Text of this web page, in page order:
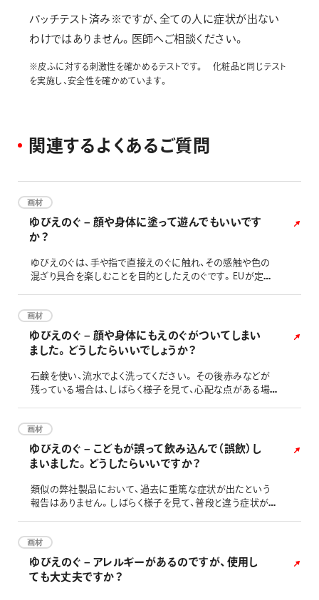
ブラッシュ（筆）
画材
その他
運営会社
パッチテスト済み※ですが、全ての人に症状が出ない
わけではありません。医師へご相談ください。
※皮ふに対する刺激性を確かめるテストです。 化粧品と同じテスト
を実施し、安全性を確かめています。
関 連する よ く ある ご質 問
画材
ゆびえのぐ – 顔や身体に塗って遊んでもいいです
か？
ゆびえのぐは、手や指で直接えのぐに触れ、その感触や色の
混ざり具合を楽しむことを目的としたえのぐです。EUが定め
様々な要求事項が定められています。このえのぐは、その要
求事項を満たしていますが、手指以外の身体や顔へのペイン
トにはおすすめできません。手だけでご使用下さい。
画材
ゆびえのぐ – 顔や身体にもえのぐがついてしまい
ました。どうしたらいいでしょうか？
石鹸を使い、流水でよく洗ってください。 その後赤みなどが
残っている場合は、しばらく様子を見て、心配な点がある場
画材
ゆびえのぐ – こどもが誤って飲み込んで（誤飲）し
まいました。どうしたらいいですか？
類似の弊社製品において、過去に重篤な症状が出たという
報告はありません。しばらく様子を見て、普段と違う症状があ
ます。口に残っている場合がありますので、水でよくすすぎ、う
がいをするか、濡れた布等でお口の中をふきとってください。
なお、本製品は、欧州玩具安全指令EN71-3の基準を満たす
配合です
画材
ゆびえのぐ – アレルギーがあるのですが、使用し
ても大丈夫ですか？